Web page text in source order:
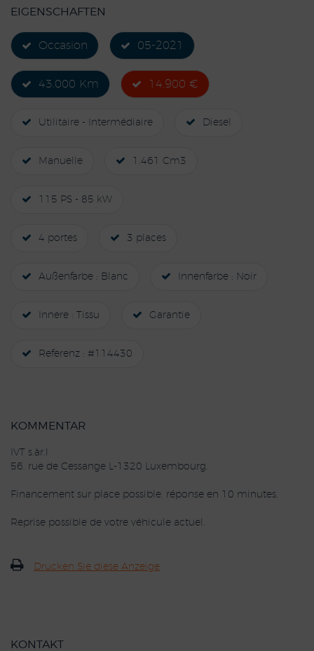
EIGENSCHAFTEN
Occasion 05-2021
43.000 Km 14.900 €
Utilitaire - Intermédiaire Diesel
Manuelle 1.461 Cm3
115 PS - 85 kW
4 portes 3 places
Außenfarbe : Blanc Innenfarbe : Noir
Innere : Tissu Garantie
Referenz : #114430
KOMMENTAR
IVT s.àr.l
56, rue de Cessange L-1320 Luxembourg.
Financement sur place possible, réponse en 10 minutes.
Reprise possible de votre véhicule actuel.
Drucken Sie diese Anzeige
KONTAKT